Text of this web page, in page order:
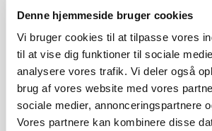
Denne hjemmeside bruger cookies
Vi bruger cookies til at tilpasse vores
til at vise dig funktioner til sociale
analysere vores trafik. Vi deler også
brug af vores website med vores
sociale medier, annonceringspartnere
Vores partnere kan kombinere disse
Nye aktierekorder – og den
24-årigt finansgeni
Annonce
Loading...